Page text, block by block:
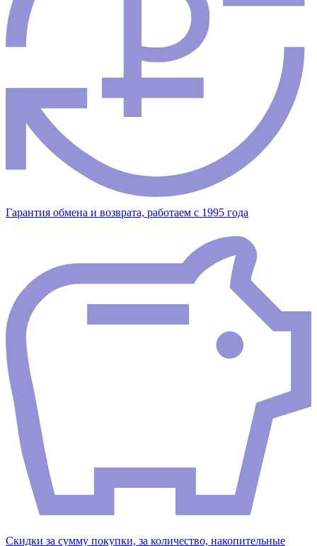
Гарантия обмена и возврата, работаем с 1995 года
Скидки за сумму покупки, за количество, накопительные